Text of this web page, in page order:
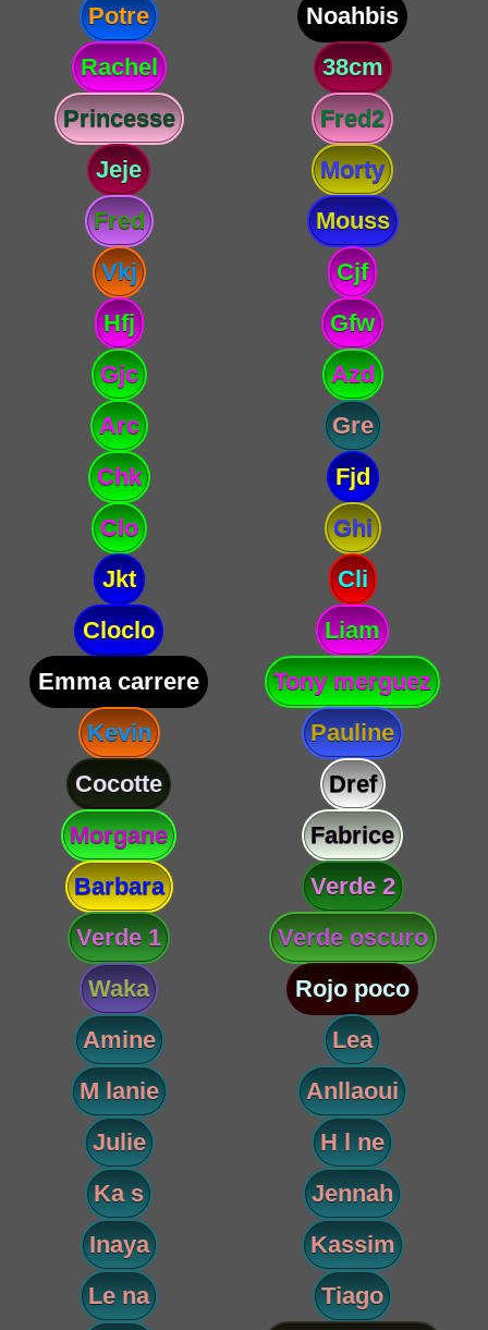
Potre
Noahbis
Rachel
38cm
Princesse
Fred2
Jeje
Morty
Fred
Mouss
Vkj
Cjf
Hfj
Gfw
Gjc
Azd
Arc
Gre
Chk
Fjd
Clo
Ghi
Jkt
Cli
Cloclo
Liam
Emma carrere
Tony merguez
Kevin
Pauline
Cocotte
Dref
Morgane
Fabrice
Barbara
Verde 2
Verde 1
Verde oscuro
Waka
Rojo poco
Amine
Lea
M lanie
Anllaoui
Julie
H l ne
Ka s
Jennah
Inaya
Kassim
Le na
Tiago